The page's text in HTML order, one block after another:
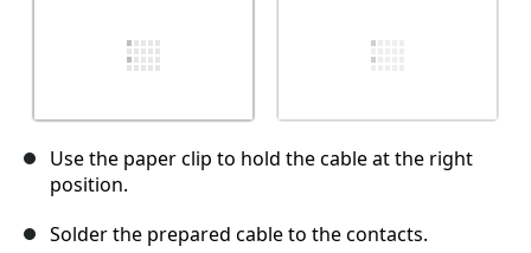
Use the paper clip to hold the cable at the right
position.
Solder the prepared cable to the contacts.